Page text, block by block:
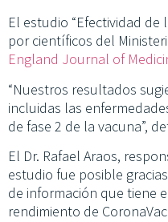
El estudio “Efectividad de
por científicos del
England Journal of
“Nuestros resultados
incluidas las
de fase 2 de la vacuna”,
El Dr. Rafael Araos,
estudio fue posible
de información que tiene
rendimiento de